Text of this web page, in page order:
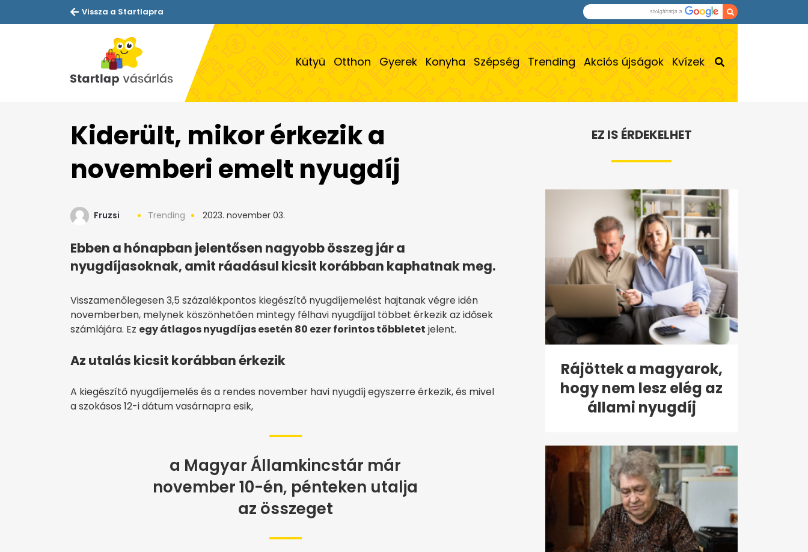
Vissza a Startlapra
Kütyü Otthon Gyerek Konyha Szépség Trending Akciós újságok Kvízek
Kiderült, mikor érkezik a
novemberi emelt nyugdíj
Fruzsi Trending 2023. november 03.
Ebben a hónapban jelentősen nagyobb összeg jár a
nyugdíjasoknak, amit ráadásul kicsit korábban kaphatnak meg.
Visszamenőlegesen 3,5 százalékpontos kiegészítő nyugdíjemelést hajtanak végre idén
novemberben, melynek köszönhetően mintegy félhavi nyugdíjjal többet érkezik az idősek
számlájára. Ez egy átlagos nyugdíjas esetén 80 ezer forintos többletet jelent.
Az utalás kicsit korábban érkezik
A kiegészítő nyugdíjemelés és a rendes november havi nyugdíj egyszerre érkezik, és mivel
a szokásos 12-i dátum vasárnapra esik,
a Magyar Államkincstár már
november 10-én, pénteken utalja
az összeget
EZ IS ÉRDEKELHET
Rájöttek a magyarok,
hogy nem lesz elég az
állami nyugdíj